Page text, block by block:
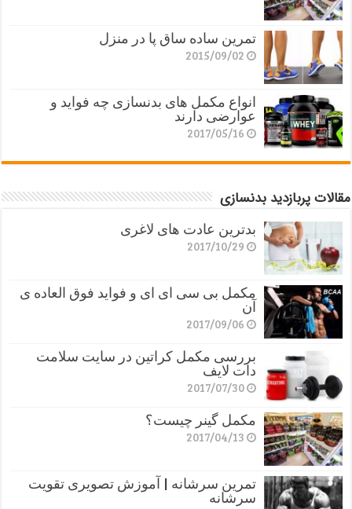
تمرین ساده ساق پا در منزل
2015/09/02
انواع مکمل های بدنسازی چه فواید و
عوارضی دارند
2017/05/16
مقالات پربازدید بدنسازی
بدترین عادت های لاغری
2017/10/29
مکمل بی سی ای ای و فواید فوق العاده ی
آن
2017/09/06
بررسی مکمل کراتین در سایت سلامت
دات لایف
2017/07/30
مکمل گینر چیست؟
2017/04/13
تمرین سرشانه | آموزش تصویری تقویت
سرشانه